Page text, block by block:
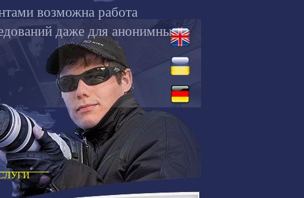
возможна работа
даже для анонимных